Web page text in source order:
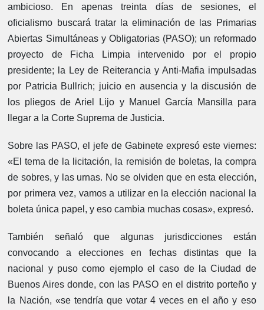
ambicioso. En apenas treinta días de sesiones, el
oficialismo buscará tratar la eliminación de las Primarias
Abiertas Simultáneas y Obligatorias (PASO); un reformado
proyecto de Ficha Limpia intervenido por el propio
presidente; la Ley de Reiterancia y Anti-Mafia impulsadas
por Patricia Bullrich; juicio en ausencia y la discusión de
los pliegos de Ariel Lijo y Manuel García Mansilla para
llegar a la Corte Suprema de Justicia.
Sobre las PASO, el jefe de Gabinete expresó este viernes:
«El tema de la licitación, la remisión de boletas, la compra
de sobres, y las urnas. No se olviden que en esta elección,
por primera vez, vamos a utilizar en la elección nacional la
boleta única papel, y eso cambia muchas cosas», expresó.
También señaló que algunas jurisdicciones están
convocando a elecciones en fechas distintas que la
nacional y puso como ejemplo el caso de la Ciudad de
Buenos Aires donde, con las PASO en el distrito porteño y
la Nación, «se tendría que votar 4 veces en el año y eso